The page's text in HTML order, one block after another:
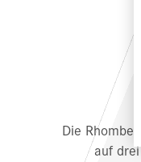
Die
auf